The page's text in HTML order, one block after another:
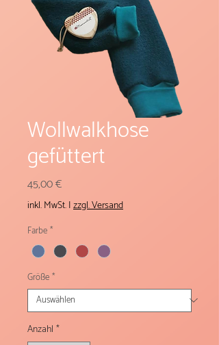
Wollwalkhose
gefüttert
45,00 €Preis
inkl. MwSt.|zzgl. Versand
Farbe*
Größe*
Anzahl *